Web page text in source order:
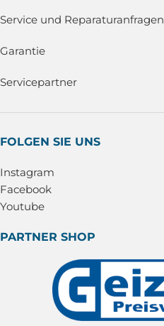
Service und Reparaturanfragen
Garantie
Servicepartner
FOLGEN SIE UNS
Instagram
Facebook
Youtube
PARTNER SHOP